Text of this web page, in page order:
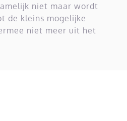
niet maar wordt
de kleins mogelijke
niet meer uit het